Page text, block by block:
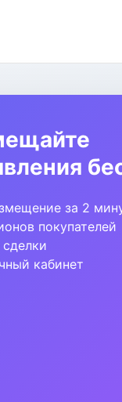
за 2
покупателей
кабинет